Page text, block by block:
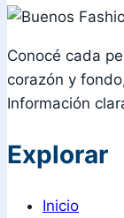
Conocé cada
corazón y
Información
Explorar
Inicio